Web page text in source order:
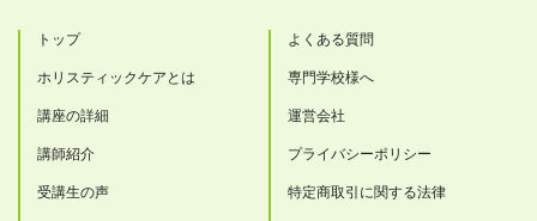
トップ
ホリスティックケアとは
講座の詳細
講師紹介
受講生の声
よくある質問
専門学校様へ
運営会社
プライバシーポリシー
特定商取引に関する法律